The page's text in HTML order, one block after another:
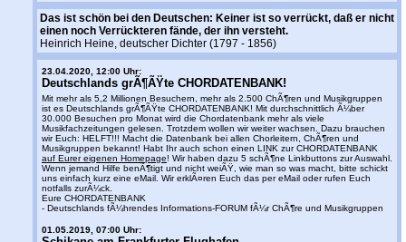
Das ist schön bei den Deutschen: Keiner ist so verrückt, daß er nicht
einen noch Verrückteren fände, der ihn versteht.
Heinrich Heine, deutscher Dichter (1797 - 1856)
23.04.2020, 12:00 Uhr:
Deutschlands grÃ¶ÃŸte CHORDATENBANK!
Mit mehr als 5,2 Millionen Besuchern, mehr als 2.500 ChÃ¶ren und Musikgruppen
ist es Deutschlands grÃ¶ÃŸte CHORDATENBANK! Mit durchschnittlich Ã¼ber
30.000 Besuchen pro Monat wird die Chordatenbank mehr als viele
Musikfachzeitungen gelesen. Trotzdem wollen wir weiter wachsen. Dazu brauchen
wir Euch: HELFT!!! Macht die Datenbank bei allen Chorleitern, ChÃ¶ren und
Musikgruppen bekannt! Habt Ihr auch schon einen LINK zur CHORDATENBANK
auf Eurer eigenen Homepage! Wir haben dazu 5 schÃ¶ne Linkbuttons zur Auswahl.
Wenn jemand Hilfe benÃ¶tigt und nicht weiÃŸ, wie man so was macht, bitte schickt
uns einfach kurz eine eMail. Wir erklÃ¤ren Euch das per eMail oder rufen Euch
notfalls zurÃ¼ck.
Eure CHORDATENBANK
- Deutschlands fÃ¼hrendes Informations-FORUM fÃ¼r ChÃ¶re und Musikgruppen
01.05.2019, 07:00 Uhr: